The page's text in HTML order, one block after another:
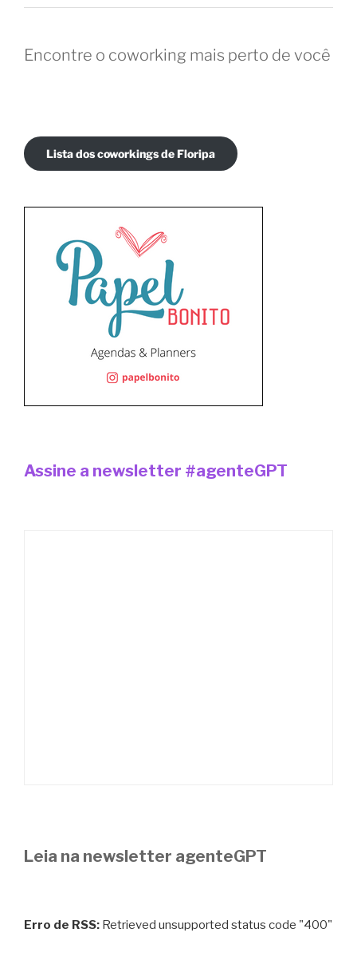
Encontre o coworking mais perto de você
Lista dos coworkings de Floripa
Assine a newsletter #agenteGPT
Leia na newsletter agenteGPT
Erro de RSS: Retrieved unsupported status code "400"